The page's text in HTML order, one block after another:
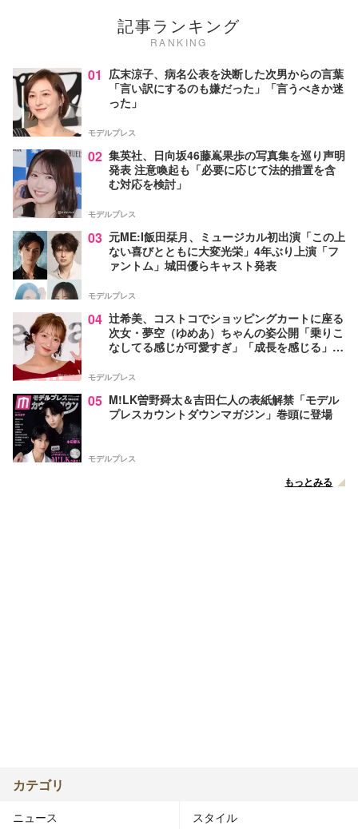
記事ランキング
RANKING
01 広末涼子、病名公表を決断した次男からの言葉
「言い訳にするのも嫌だった」「言うべきか迷
った」
モデルプレス
02 集英社、日向坂46藤嶌果歩の写真集を巡り声明
発表 注意喚起も「必要に応じて法的措置を含
む対応を検討」
モデルプレス
03 元ME:I飯田栞月、ミュージカル初出演「この上
ない喜びとともに大変光栄」4年ぶり上演「フ
ァントム」城田優らキャスト発表
モデルプレス
04 辻希美、コストコでショッピングカートに座る
次女・夢空（ゆめあ）ちゃんの姿公開「乗りこ
なしてる感じが可愛すぎ」「成長を感じる」の
モデルプレス
05 M!LK曽野舜太＆吉田仁人の表紙解禁「モデル
プレスカウントダウンマガジン」巻頭に登場
モデルプレス
もっとみる
カテゴリ
ニュース スタイル